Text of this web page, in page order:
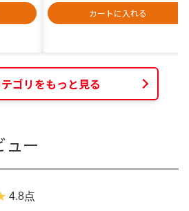
カートに入れる
ゴリをもっと見る
ュー
4.8点